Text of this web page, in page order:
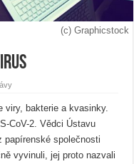
(c) Graphicstock
bakterie a kvasinky.
CoV-2. Vědci Ústavu
papírenské společnosti
vyvinuli, jej proto nazvali